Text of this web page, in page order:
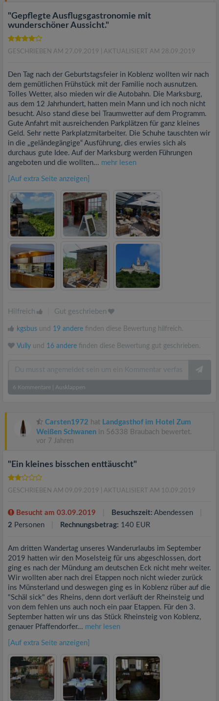
"Gepflegte Ausflugsgastronomie mit
wunderschöner Aussicht."
GESCHRIEBEN AM 27.09.2019 | AKTUALISIERT AM 28.09.2019
Den Tag nach der Geburtstagsfeier in Koblenz wollten wir nach
dem gemütlichen Frühstück mit der Familie noch ausnutzen.
Tolles Wetter, also mieden wir die Autobahn. Die Marksburg,
aus dem 12 Jahrhundert, hatten mein Mann und ich noch nicht
besucht. Also stand diese bei Traumwetter auf dem Programm.
Gute Anfahrt mit ausreichenden Parkplätzen für ganz kleines
Geld. Sehr nette Parkplatzmitarbeiter. Die Schuhe tauschten wir
in die „geländegängige“ Ausführung, dies erwies sich als
durchaus gute Idee. Auf der Marksburg werden Führungen
angeboten und die wollten... mehr lesen
[Auf extra Seite anzeigen]
Hilfreich Gut geschrieben
kgsbus und 19 andere finden diese Bewertung hilfreich.
Vully und 16 andere finden diese Bewertung gut geschrieben.
6 Kommentare Ausklappen
Carsten1972 hat Landgasthof im Hotel Zum
Weißen Schwanen in 56338 Braubach bewertet.
vor 7 Jahren
"Ein kleines bisschen enttäuscht"
GESCHRIEBEN AM 09.09.2019 | AKTUALISIERT AM 10.09.2019
Besucht am 03.09.2019 Besuchszeit: Abendessen
2 Personen Rechnungsbetrag: 140 EUR
Am dritten Wandertag unseres Wanderurlaubs im September
2019 hatten wir den Moselsteig für uns abgeschlossen, dort
ging es nach der Mündung am deutschen Eck nicht mehr weiter.
Wir wollten aber nach drei Etappen noch nicht wieder zurück
ins Münsterland und deswegen ging es in Koblenz rüber auf die
"Schäl sick" des Rheins, denn dort verläuft der Rheinsteig und
von dem fehlen uns auch noch ein paar Etappen. Für den 3.
September hatten wir uns das Stück Rheinsteig von Koblenz,
genauer Pfaffendorfer... mehr lesen
[Auf extra Seite anzeigen]